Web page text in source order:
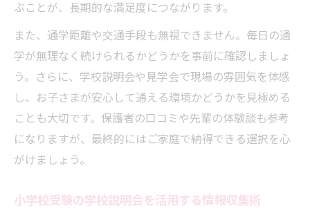
ぶことが、長期的な満足度につながります。
また、通学距離や交通手段も無視できません。毎日の通
学が無理なく続けられるかどうかを事前に確認しましょ
う。さらに、学校説明会や見学会で現場の雰囲気を体感
し、お子さまが安心して通える環境かどうかを見極める
ことも大切です。保護者の口コミや先輩の体験談も参考
になりますが、最終的にはご家庭で納得できる選択を心
がけましょう。
小学校受験の学校説明会を活用する情報収集術